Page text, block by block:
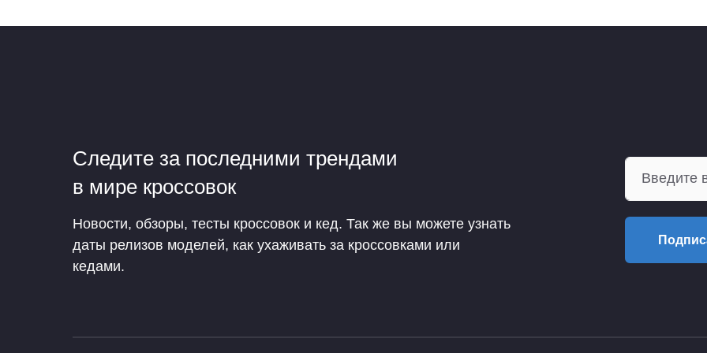
Следите за последними трендами
в мире кроссовок
Новости, обзоры, тесты кроссовок и кед. Так же вы можете узнать
даты релизов моделей, как ухаживать за кроссовками или
кедами.